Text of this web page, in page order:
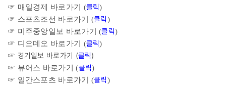
☞ 매일경제 바로가기 (클릭)
☞ 스포츠조선 바로가기 (클릭)
☞ 미주중앙일보 바로가기 (클릭)
☞ 디오데오 바로가기 (클릭)
☞ 경기일보 바로가기 (클릭)
☞ 뷰어스 바로가기 (클릭)
☞ 일간스포츠 바로가기 (클릭)